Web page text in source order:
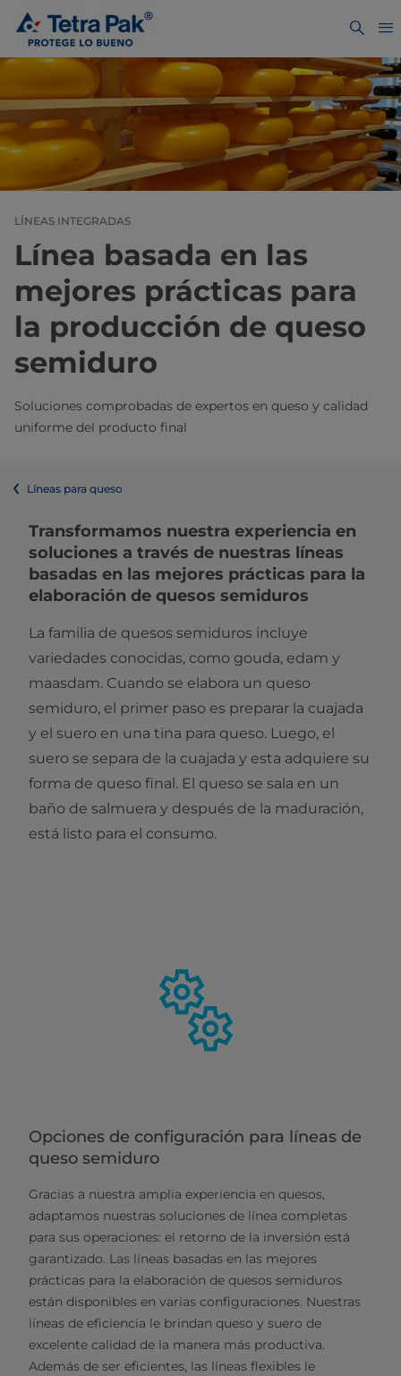
LÍNEAS INTEGRADAS
Línea basada en las
mejores prácticas para
la producción de queso
semiduro
Soluciones comprobadas de expertos en queso y calidad
uniforme del producto final
Líneas para queso
Transformamos nuestra experiencia en
soluciones a través de nuestras líneas
basadas en las mejores prácticas para la
elaboración de quesos semiduros
La familia de quesos semiduros incluye
variedades conocidas, como gouda, edam y
maasdam. Cuando se elabora un queso
semiduro, el primer paso es preparar la cuajada
y el suero en una tina para queso. Luego, el
suero se separa de la cuajada y esta adquiere su
forma de queso final. El queso se sala en un
baño de salmuera y después de la maduración,
está listo para el consumo.
Opciones de configuración para líneas de
queso semiduro
Gracias a nuestra amplia experiencia en quesos,
adaptamos nuestras soluciones de línea completas
para sus operaciones: el retorno de la inversión está
garantizado. Las líneas basadas en las mejores
prácticas para la elaboración de quesos semiduros
están disponibles en varias configuraciones. Nuestras
líneas de eficiencia le brindan queso y suero de
excelente calidad de la manera más productiva.
Además de ser eficientes, las líneas flexibles le